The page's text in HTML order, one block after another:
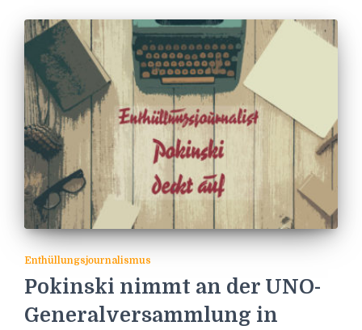
Enthüllungsjournalismus
Pokinski nimmt an der UNO-
Generalversammlung in